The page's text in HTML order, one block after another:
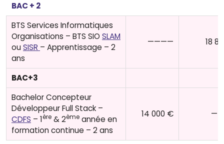
BAC + 2
BTS Services Informatiques
Organisations – BTS SIO SLAM
ouSISR – Apprentissage – 2
ans
———— 18
BAC+3
Bachelor Concepteur
Développeur Full Stack –
CDFS – 1ère & 2ème année en
formation continue – 2 ans
14 000 €